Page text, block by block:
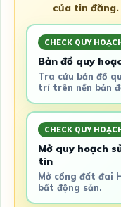
của tin đăng.
CHECK QUY
Bản đồ quy
Tra cứu bản đồ
trí trên nền bản
CHECK QUY
Mở quy hoạch
tin
Mở cổng đất đai
bất động sản.